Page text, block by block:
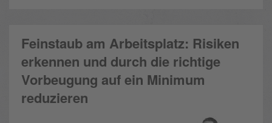
Feinstaub am Arbeitsplatz: Risiken
erkennen und durch die richtige
Vorbeugung auf ein Minimum
reduzieren